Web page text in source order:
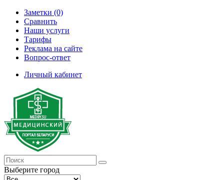
Заметки (0)
Сравнить
Наши услуги
Тарифы
Реклама на сайте
Вопрос-ответ
Личный кабинет
Выберите город